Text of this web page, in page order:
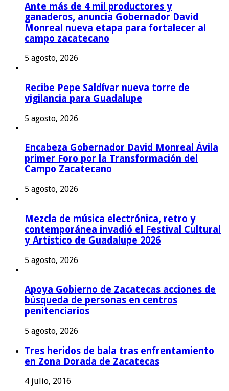
Ante más de 4 mil productores y
ganaderos, anuncia Gobernador David
Monreal nueva etapa para fortalecer al
campo zacatecano
5 agosto, 2026
Recibe Pepe Saldívar nueva torre de
vigilancia para Guadalupe
5 agosto, 2026
Encabeza Gobernador David Monreal Ávila
primer Foro por la Transformación del
Campo Zacatecano
5 agosto, 2026
Mezcla de música electrónica, retro y
contemporánea invadió el Festival Cultural
y Artístico de Guadalupe 2026
5 agosto, 2026
Apoya Gobierno de Zacatecas acciones de
búsqueda de personas en centros
penitenciarios
5 agosto, 2026
Tres heridos de bala tras enfrentamiento
en Zona Dorada de Zacatecas
4 julio, 2016